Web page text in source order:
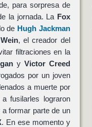
para sorpresa de
la jornada. La Fox
de Hugh Jackman
, el creador del
filtraciones en la
y Victor Creed
por un joven
a muerte por
fusilarles lograron
formar parte de un
. En ese momento y